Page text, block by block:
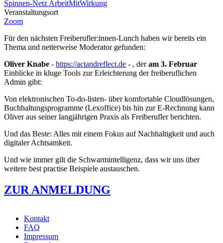
Spinnen-Netz ArbeitMitWirkung
Veranstaltungsort
Zoom
Für den nächsten Freiberufler:innen-Lunch haben wir bereits ein
Thema und netterweise Moderator gefunden:
Oliver Knabe - https://actandreflect.de - , deram 3. Februar
Einblicke in kluge Tools zur Erleichterung der freiberuflichen
Admin gibt:
Von elektronischen To-do-listen- über komfortable Cloudlösungen,
Buchhaltungsprogramme (Lexoffice) bis hin zur E-Rechnung kann
Oliver aus seiner langjährigen Praxis als Freiberufler berichten.
Und das Beste: Alles mit einem Fokus auf Nachhaltigkeit und auch
digitaler Achtsamkeit.
Und wie immer gilt die Schwarmintelligenz, dass wir uns über
weitere best practise Beispiele austauschen.
ZUR ANMELDUNG
Footer
Kontakt
FAQ
Impressum